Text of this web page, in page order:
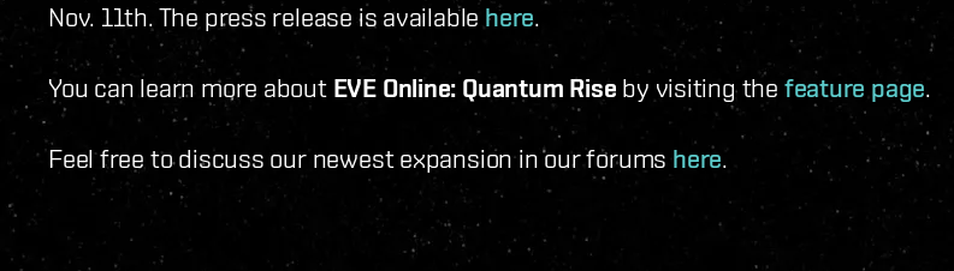
Nov. 11th. The press release is available here.
You can learn more about EVE Online: Quantum Rise by visiting the feature page.
Feel free to discuss our newest expansion in our forums here.